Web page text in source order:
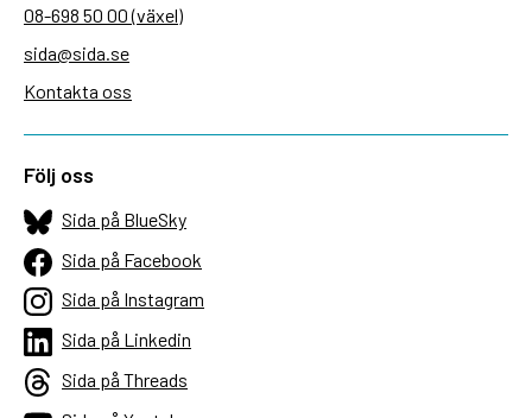
08-698 50 00 (växel)
sida@sida.se
Kontakta oss
Följ oss
Sida på BlueSky
Sida på Facebook
Sida på Instagram
Sida på Linkedin
Sida på Threads